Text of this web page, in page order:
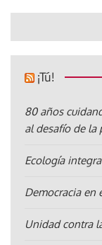
¡Tú!
80 años
al desafío de la
Ecología
Democracia en
Unidad contra